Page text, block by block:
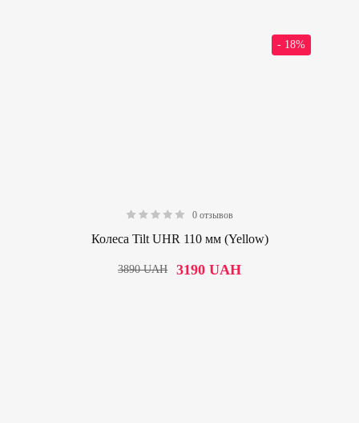
- 18%
0 отзывов
Колеса Tilt UHR 110 мм (Yellow)
3190UAH
3890UAH